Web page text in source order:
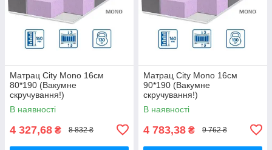
Матрац City Mono 16см
80*190 (Вакумне
скручування!)
В наявності
4 327,68 ₴ 8 832 ₴
Матрац City Mono 16см
90*190 (Вакумне
скручування!)
В наявності
4 783,38 ₴ 9 762 ₴